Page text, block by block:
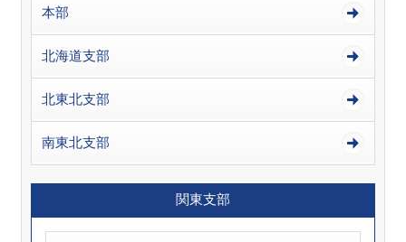
本部
北海道支部
北東北支部
南東北支部
関東支部